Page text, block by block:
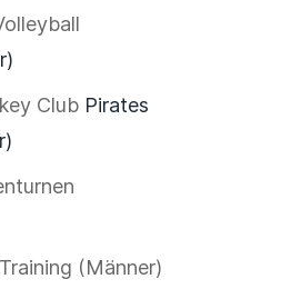
ClubPirates
(Männer)